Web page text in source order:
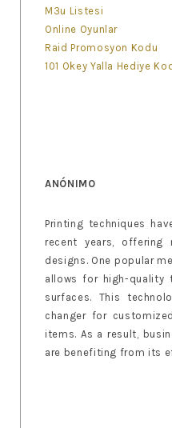
M3u Listesi
Online Oyunlar
Raid Promosyon Kodu
101 Okey Yalla Hediye
ANÓNIMO
Printing techniques
recent years, offering
designs. One popular
allows for high-quality
surfaces. This
changer for
items. As a result,
are benefiting from its